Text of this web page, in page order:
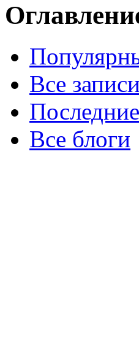
Все записи
Все блоги